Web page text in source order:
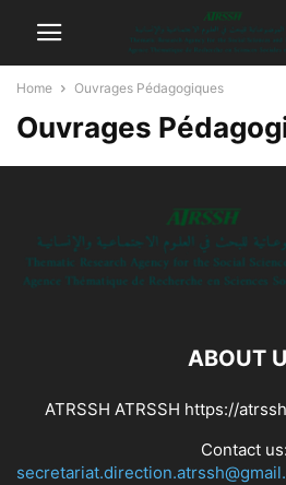
Home Ouvrages Pédagogiques
Ouvrages
ABOUT
ATRSSH ATRSSH https://
Contact us: